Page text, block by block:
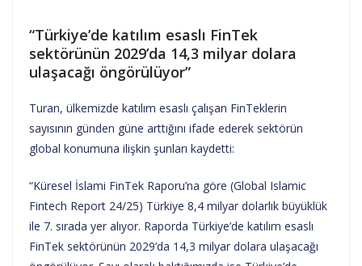
“Türkiye’de katılım esaslı FinTek
sektörünün 2029’da 14,3 milyar dolara
ulaşacağı öngörülüyor”
Turan, ülkemizde katılım esaslı çalışan FinTeklerin
sayısının günden güne arttığını ifade ederek sektörün
global konumuna ilişkin şunları kaydetti:
“Küresel İslami FinTek Raporu’na göre (Global Islamic
Fintech Report 24/25) Türkiye 8,4 milyar dolarlık büyüklük
ile 7. sırada yer alıyor. Raporda Türkiye’de katılım esaslı
FinTek sektörünün 2029’da 14,3 milyar dolara ulaşacağı